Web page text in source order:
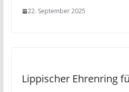
22. September 2025
Lippischer Ehrenring